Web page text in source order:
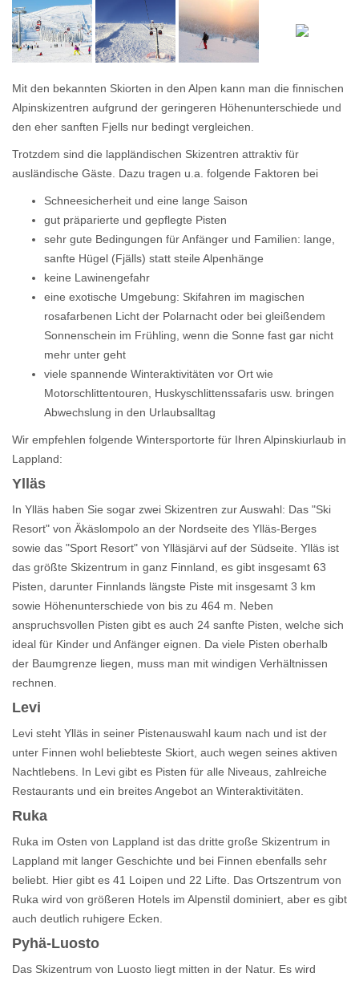
Mit den bekannten Skiorten in den Alpen kann man die finnischen
Alpinskizentren aufgrund der geringeren Höhenunterschiede und
den eher sanften Fjells nur bedingt vergleichen.
Trotzdem sind die lappländischen Skizentren attraktiv für
ausländische Gäste. Dazu tragen u.a. folgende Faktoren bei
Schneesicherheit und eine lange Saison
gut präparierte und gepflegte Pisten
sehr gute Bedingungen für Anfänger und Familien: lange,
sanfte Hügel (Fjälls) statt steile Alpenhänge
keine Lawinengefahr
eine exotische Umgebung: Skifahren im magischen
rosafarbenen Licht der Polarnacht oder bei gleißendem
Sonnenschein im Frühling, wenn die Sonne fast gar nicht
mehr unter geht
viele spannende Winteraktivitäten vor Ort wie
Motorschlittentouren, Huskyschlittenssafaris usw. bringen
Abwechslung in den Urlaubsalltag
Wir empfehlen folgende Wintersportorte für Ihren Alpinskiurlaub in
Lappland:
Ylläs
In Ylläs haben Sie sogar zwei Skizentren zur Auswahl: Das "Ski
Resort" von Äkäslompolo an der Nordseite des Ylläs-Berges
sowie das "Sport Resort" von Ylläsjärvi auf der Südseite. Ylläs ist
das größte Skizentrum in ganz Finnland, es gibt insgesamt 63
Pisten, darunter Finnlands längste Piste mit insgesamt 3 km
sowie Höhenunterschiede von bis zu 464 m. Neben
anspruchsvollen Pisten gibt es auch 24 sanfte Pisten, welche sich
ideal für Kinder und Anfänger eignen. Da viele Pisten oberhalb
der Baumgrenze liegen, muss man mit windigen Verhältnissen
rechnen.
Levi
Levi steht Ylläs in seiner Pistenauswahl kaum nach und ist der
unter Finnen wohl beliebteste Skiort, auch wegen seines aktiven
Nachtlebens. In Levi gibt es Pisten für alle Niveaus, zahlreiche
Restaurants und ein breites Angebot an Winteraktivitäten.
Ruka
Ruka im Osten von Lappland ist das dritte große Skizentrum in
Lappland mit langer Geschichte und bei Finnen ebenfalls sehr
beliebt. Hier gibt es 41 Loipen und 22 Lifte. Das Ortszentrum von
Ruka wird von größeren Hotels im Alpenstil dominiert, aber es gibt
auch deutlich ruhigere Ecken.
Pyhä-Luosto
Das Skizentrum von Luosto liegt mitten in der Natur. Es wird